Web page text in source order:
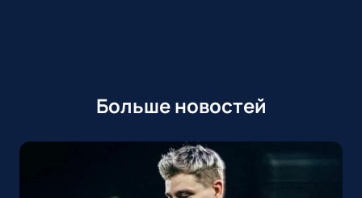
Больше новостей